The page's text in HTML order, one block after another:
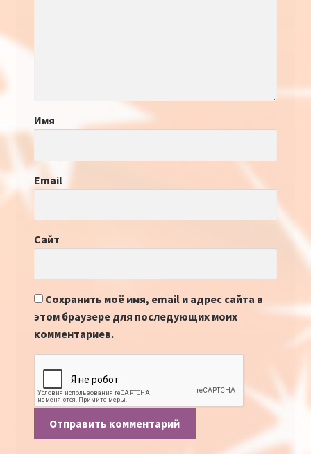
Имя
Email
Сайт
Сохранить моё имя, email и адрес сайта в
этом браузере для последующих моих
комментариев.